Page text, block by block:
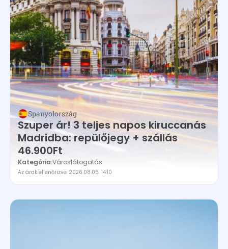
Spanyolország
Szuper ár! 3 teljes napos kiruccanás
Madridba: repülőjegy + szállás
46.900Ft
Kategória:Városlátogatás
Az árak ellenőrizve: 2026.08.05. 14:10